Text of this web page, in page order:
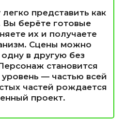
представить как
Вы берёте готовые
их и получаете
Сцены можно
в другую без
становится
уровень — частью всей
частей рождается
проект.